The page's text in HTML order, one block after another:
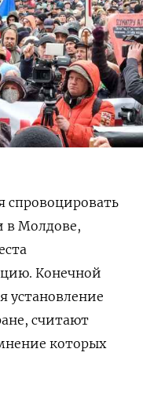
спровоцировать
в Молдове,
Конечной
установление
считают
которых